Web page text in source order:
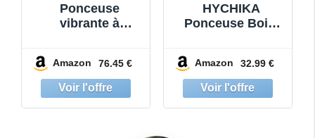
Ponceuse
vibrante à
Amazon 76.45 €
HYCHIKA
Ponceuse Bois,
Electrique avec
12pcs Papier de
Verre& Collecte
de Poussière,
Amazon 32.99 €